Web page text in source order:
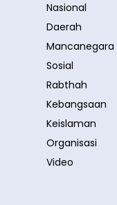
Nasional
Daerah
Mancanegara
Sosial
Rabthah
Kebangsaan
Keislaman
Organisasi
Video